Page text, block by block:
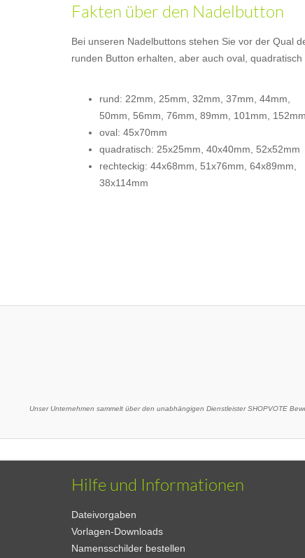
Fakten über den Nadelbutton
Bei unseren Nadelbuttons stehen Sie vor der Qual
runden Button erhalten, aber auch oval,
rund: 22mm, 25mm, 32mm, 37mm, 44mm,
50mm, 56mm, 76mm, 89mm, 101mm, 152mm
oval: 45x70mm
quadratisch: 25x25mm, 40x40mm, 52x52mm
rechteckig: 44x68mm, 51x76mm, 64x89mm,
38x114mm
Unser Unternehmen sammelt über den unabhängigen Dienstleister SHOPVOTE
Hilfe und Informationen
Dateivorgaben
Vorlagen-Downloads
Namensschilder bestellen